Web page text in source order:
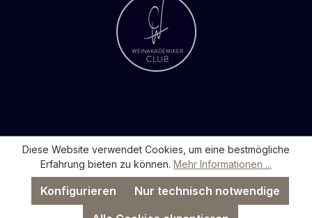
Diese Website verwendet Cookies, um eine bestmögliche
Erfahrung bieten zu können. Mehr Informationen ...
Nur technisch notwendige
Konfigurieren